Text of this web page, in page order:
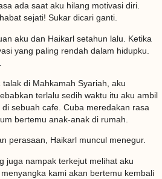
ada saat aku hilang motivasi diri.
sejati! Sukar dicari ganti.
aku dan Haikarl setahun lalu. Ketika
yang paling rendah dalam hidupku.
di Mahkamah Syariah, aku
terlalu sedih waktu itu aku ambil
sebuah cafe. Cuba meredakan rasa
bertemu anak-anak di rumah.
perasaan, Haikarl muncul menegur.
juga nampak terkejut melihat aku
kami akan bertemu kembali